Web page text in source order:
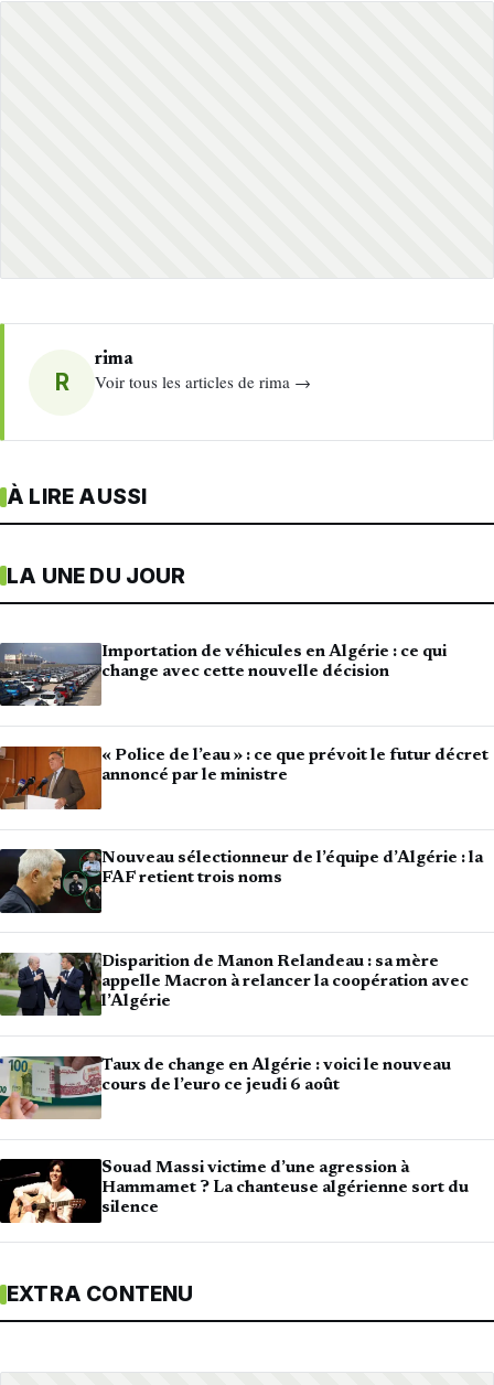
R
rima
Voir tous les articles de rima →
À LIRE AUSSI
LA UNE DU JOUR
Importation de véhicules en Algérie : ce qui
change avec cette nouvelle décision
« Police de l’eau » : ce que prévoit le futur décret
annoncé par le ministre
Nouveau sélectionneur de l’équipe d’Algérie : la
FAF retient trois noms
Disparition de Manon Relandeau : sa mère
appelle Macron à relancer la coopération avec
l’Algérie
Taux de change en Algérie : voici le nouveau
cours de l’euro ce jeudi 6 août
Souad Massi victime d’une agression à
Hammamet ? La chanteuse algérienne sort du
silence
EXTRA CONTENU